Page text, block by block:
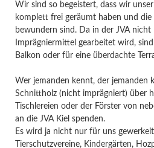
Wir sind so begeistert, dass wir
komplett frei geräumt haben und
bewundern sind. Da in der JVA
Imprägniermittel gearbeitet wird,
Balkon oder für eine überdachte
Wer jemanden kennt, der jemanden
Schnittholz (nicht imprägniert) über
Tischlereien oder der Förster von
an die JVA Kiel spenden.
Es wird ja nicht nur für uns
Tierschutzvereine, Kindergärten,